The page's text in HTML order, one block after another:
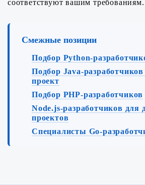
соответствуют вашим требованиям.
Смежные позиции
Подбор Python-
Подбор Java-
проект
Подбор PHP-разработчиков
Node.js-разработчиков для
проектов
Специалисты Go-